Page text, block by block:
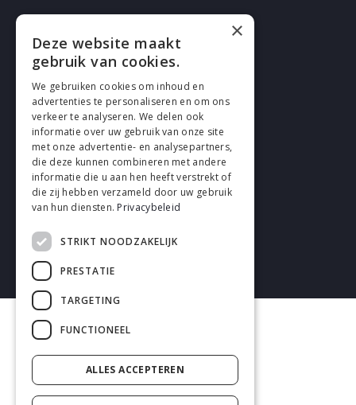
Cookies
Privacy
Disclaimer
Algemene voorwaarden
×
Deze website maakt
gebruik van cookies.
We gebruiken cookies om inhoud en
advertenties te personaliseren en om ons
verkeer te analyseren. We delen ook
informatie over uw gebruik van onze site
met onze advertentie- en analysepartners,
die deze kunnen combineren met andere
informatie die u aan hen heeft verstrekt of
die zij hebben verzameld door uw gebruik
van hun diensten. Privacybeleid
STRIKT NOODZAKELIJK
PRESTATIE
TARGETING
FUNCTIONEEL
ALLES ACCEPTEREN